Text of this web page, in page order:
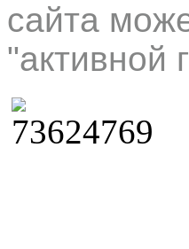
сайта
"активной